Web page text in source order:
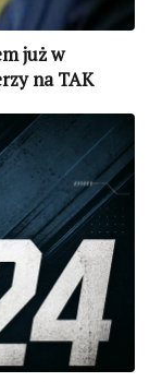
już w
na TAK